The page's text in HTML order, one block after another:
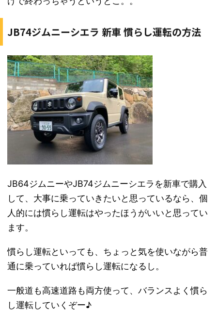
JB74ジムニーシエラ 新車 慣らし運転の方法
JB64ジムニーやJB74ジムニーシエラを新車で購入
して、大事に乗っていきたいと思っているなら、個
人的には慣らし運転はやったほうがいいと思ってい
ます。
慣らし運転といっても、ちょっと気を使いながら普
通に乗っていれば慣らし運転になるし。
一般道も高速道路も両方使って、バランスよく慣ら
し運転していくぞー♪